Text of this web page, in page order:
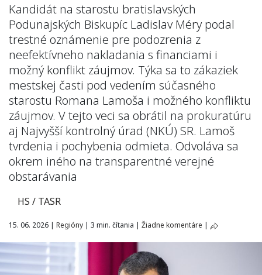
Kandidát na starostu bratislavských
Podunajských Biskupíc Ladislav Méry podal
trestné oznámenie pre podozrenia z
neefektívneho nakladania s financiami i
možný konflikt záujmov. Týka sa to zákaziek
mestskej časti pod vedením súčasného
starostu Romana Lamoša i možného konfliktu
záujmov. V tejto veci sa obrátil na prokuratúru
aj Najvyšší kontrolný úrad (NKÚ) SR. Lamoš
tvrdenia i pochybenia odmieta. Odvoláva sa
okrem iného na transparentné verejné
obstarávania
HS / TASR
15. 06. 2026 | Regióny | 3 min. čítania | Žiadne komentáre |